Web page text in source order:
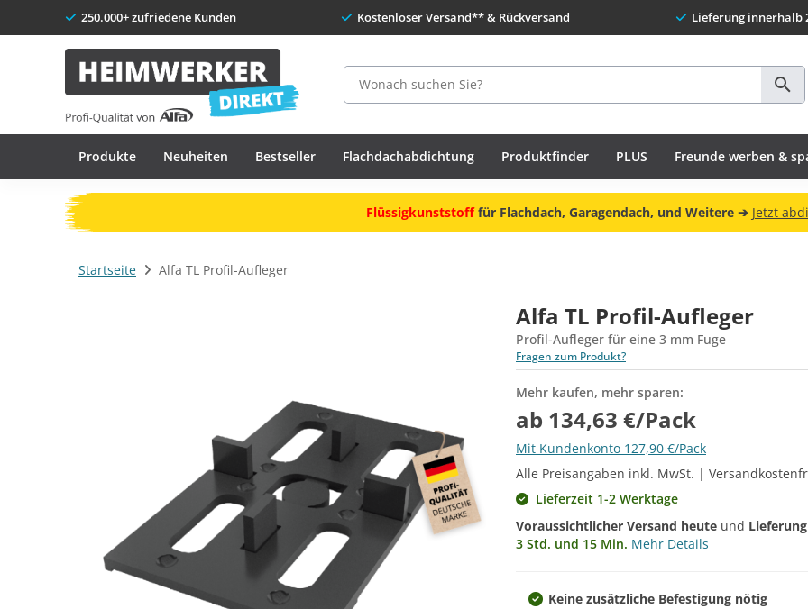
250.000+ zufriedene Kunden Kostenloser Versand** & Rückversand Lieferung innerhalb
Suche
Produkte Neuheiten Bestseller Flachdachabdichtung Produktfinder PLUS Freunde werben &
Flüssigkunststofffür Flachdach, Garagendach, und Weitere ➔ Jetzt
Startseite Alfa TL Profil-Aufleger
Alfa TL Profil-Aufleger
Profil-Aufleger für eine 3 mm Fuge
Fragen zum Produkt?
Mehr kaufen, mehr sparen:
ab 134,63 €/Pack
Mit Kundenkonto 127,90 €/Pack
Alle Preisangaben inkl. MwSt. |
Lieferzeit 1-2 Werktage
Voraussichtlicher Versand heute und
3 Std. und 15 Min. Mehr Details
Keine zusätzliche Befestigung nötig